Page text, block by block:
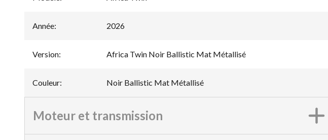
Année: 2026
Version: Africa Twin Noir Ballistic Mat Métallisé
Couleur: Noir Ballistic Mat Métallisé
Moteur et transmission